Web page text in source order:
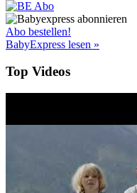
Abo bestellen!
BabyExpress lesen »
Top Videos